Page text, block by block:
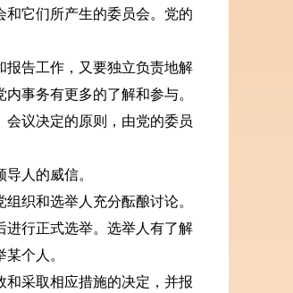
它们所产生的委员会。党的
告工作，又要独立负责地解
事务有更多的了解和参与。
议决定的原则，由党的委员
人的威信。
织和选举人充分酝酿讨论。
进行正式选举。选举人有了解
个人。
采取相应措施的决定，并报